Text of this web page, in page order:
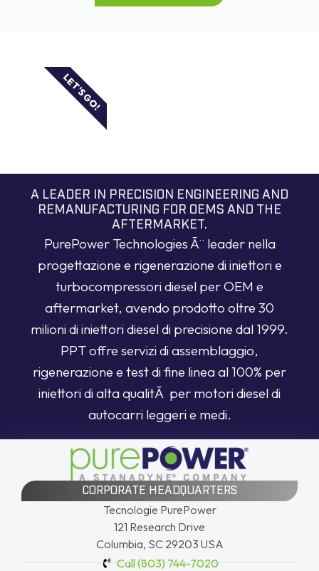
LET'S GO!
A LEADER IN PRECISION ENGINEERING AND
REMANUFACTURING FOR OEMS AND THE
AFTERMARKET.
PurePower Technologies Ã¨ leader nella
progettazione e rigenerazione di iniettori e
turbocompressori diesel per OEM e
aftermarket, avendo prodotto oltre 30
milioni di iniettori diesel di precisione dal 1999.
PPT offre servizi di assemblaggio,
rigenerazione e test di fine linea al 100% per
iniettori di alta qualitÃ per motori diesel di
autocarri leggeri e medi.
CORPORATE HEADQUARTERS
Tecnologie PurePower
121 Research Drive
Columbia, SC 29203 USA
Call (803) 744-7020